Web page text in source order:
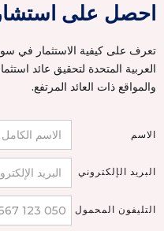
احصل على
تعرف على كيفية الاستثمار في
العربية المتحدة لتحقيق عائد
والمواقع ذات العائد المرتفع.
الاسم
البريد الإلكتروني
التليفون المحمول